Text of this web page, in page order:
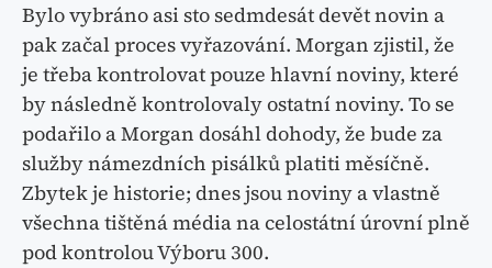
Bylo vybráno asi sto sedmdesát devět novin a
pak začal proces vyřazování. Morgan zjistil, že
je třeba kontrolovat pouze hlavní noviny, které
by následně kontrolovaly ostatní noviny. To se
podařilo a Morgan dosáhl dohody, že bude za
služby námezdních pisálků platiti měsíčně.
Zbytek je historie; dnes jsou noviny a vlastně
všechna tištěná média na celostátní úrovní plně
pod kontrolou Výboru 300.